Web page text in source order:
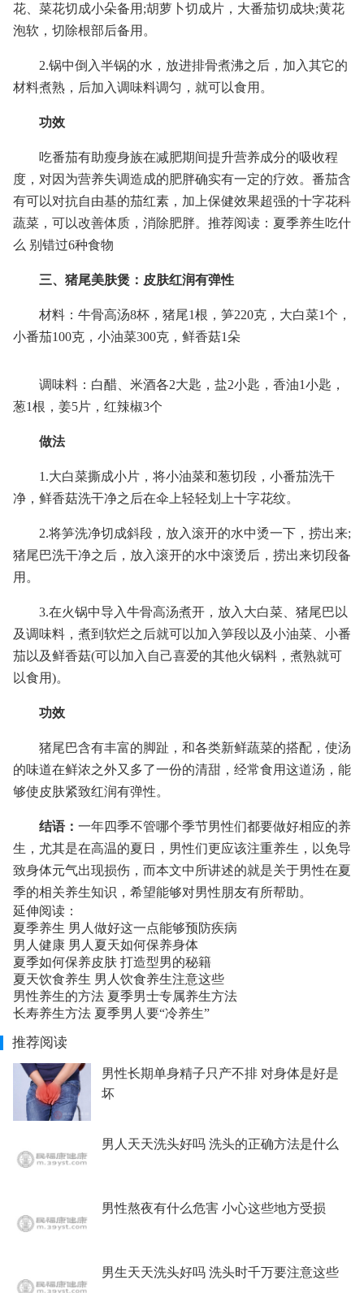
花、菜花切成小朵备用;胡萝卜切成片，大番茄切成块;黄花
泡软，切除根部后备用。
2.锅中倒入半锅的水，放进排骨煮沸之后，加入其它的
材料煮熟，后加入调味料调匀，就可以食用。
功效
吃番茄有助瘦身族在减肥期间提升营养成分的吸收程
度，对因为营养失调造成的肥胖确实有一定的疗效。番茄含
有可以对抗自由基的茄红素，加上保健效果超强的十字花科
蔬菜，可以改善体质，消除肥胖。推荐阅读：夏季养生吃什
么 别错过6种食物
三、猪尾美肤煲：皮肤红润有弹性
材料：牛骨高汤8杯，猪尾1根，笋220克，大白菜1个，
小番茄100克，小油菜300克，鲜香菇1朵
调味料：白醋、米酒各2大匙，盐2小匙，香油1小匙，
葱1根，姜5片，红辣椒3个
做法
1.大白菜撕成小片，将小油菜和葱切段，小番茄洗干
净，鲜香菇洗干净之后在伞上轻轻划上十字花纹。
2.将笋洗净切成斜段，放入滚开的水中烫一下，捞出来;
猪尾巴洗干净之后，放入滚开的水中滚烫后，捞出来切段备
用。
3.在火锅中导入牛骨高汤煮开，放入大白菜、猪尾巴以
及调味料，煮到软烂之后就可以加入笋段以及小油菜、小番
茄以及鲜香菇(可以加入自己喜爱的其他火锅料，煮熟就可
以食用)。
功效
猪尾巴含有丰富的脚趾，和各类新鲜蔬菜的搭配，使汤
的味道在鲜浓之外又多了一份的清甜，经常食用这道汤，能
够使皮肤紧致红润有弹性。
结语： 一年四季不管哪个季节男性们都要做好相应的养
生，尤其是在高温的夏日，男性们更应该注重养生，以免导
致身体元气出现损伤，而本文中所讲述的就是关于男性在夏
季的相关养生知识，希望能够对男性朋友有所帮助。
延伸阅读：
夏季养生 男人做好这一点能够预防疾病
男人健康 男人夏天如何保养身体
夏季如何保养皮肤 打造型男的秘籍
夏天饮食养生 男人饮食养生注意这些
男性养生的方法 夏季男士专属养生方法
长寿养生方法 夏季男人要“冷养生”
推荐阅读
男性长期单身精子只产不排 对身体是好是
坏
男人天天洗头好吗 洗头的正确方法是什么
男性熬夜有什么危害 小心这些地方受损
男生天天洗头好吗 洗头时千万要注意这些